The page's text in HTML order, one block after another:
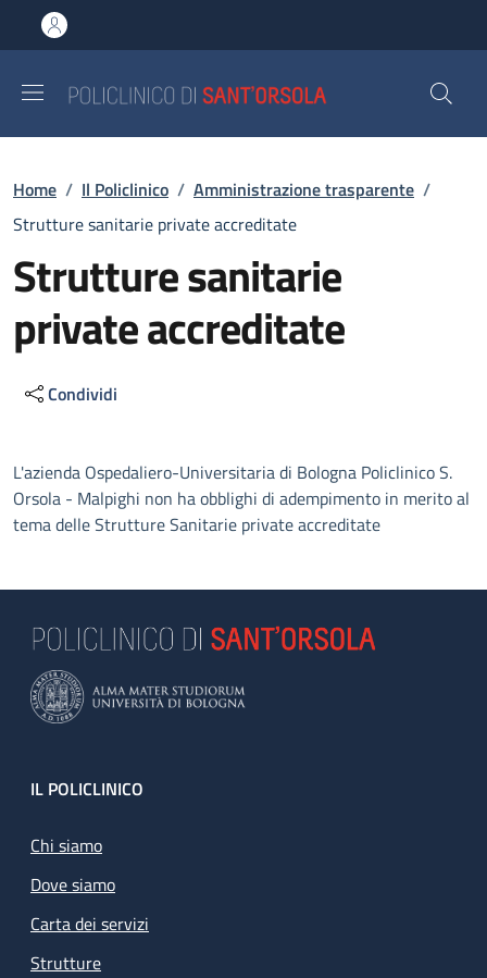
al contenuto principale
to footer content
Briciole di pane
Home / Il Policlinico / Amministrazione trasparente /
Strutture sanitarie private accreditate
Strutture sanitarie
private accreditate
Condividi
Descrizione
L'azienda Ospedaliero-Universitaria di Bologna Policlinico S.
Orsola - Malpighi non ha obblighi di adempimento in merito al
tema delle Strutture Sanitarie private accreditate
Footer
IL POLICLINICO
Chi siamo
Dove siamo
Carta dei servizi
Strutture